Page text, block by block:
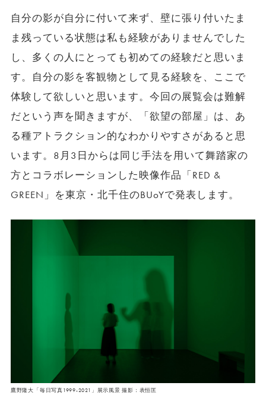
自分の影が自分に付いて来ず、壁に張り付いたま
ま残っている状態は私も経験がありませんでした
し、多くの人にとっても初めての経験だと思いま
す。自分の影を客観物として見る経験を、ここで
体験して欲しいと思います。今回の展覧会は難解
だという声を聞きますが、「欲望の部屋」は、あ
る種アトラクション的なわかりやすさがあると思
います。8月3日からは同じ手法を用いて舞踏家の
方とコラボレーションした映像作品「RED &
GREEN」を東京・北千住のBUoYで発表します。
鷹野隆大「毎日写真1999-2021」展示風景 撮影：表恒匡